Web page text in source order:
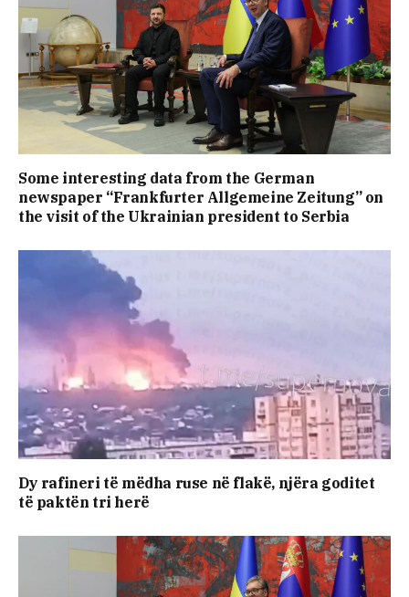
Some interesting data from the German
newspaper “Frankfurter Allgemeine Zeitung” on
the visit of the Ukrainian president to Serbia
Dy rafineri të mëdha ruse në flakë, njëra goditet
të paktën tri herë